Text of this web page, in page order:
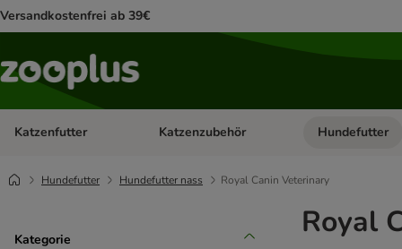
Versandkostenfrei ab 39€
Katzenfutter Kategorie-Menü öffnen: Katzenfutter
Katzenzubehör Kategorie-
Hundefutter
Hundefutter Hundefutter nass Royal Canin Veterinary
Kategorie Royal